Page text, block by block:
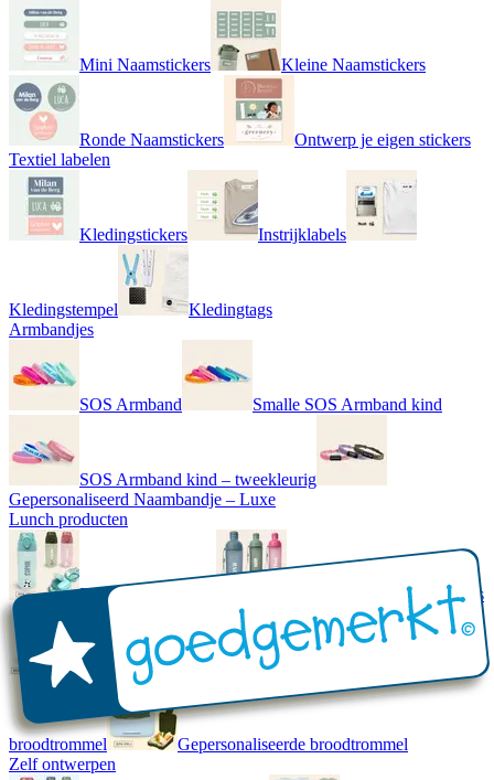
Mini Naamstickers Kleine Naamstickers
Ronde Naamstickers
Ontwerp je eigen stickers
Textiel labelen
Kledingstickers Instrijklabels
Kledingstempel
Kledingtags
Armbandjes
SOS Armband Smalle SOS Armband kind
SOS Armband kind – tweekleurig
Gepersonaliseerd Naambandje – Luxe
Lunch producten
Drinkfles met naam Gepersonaliseerde Drinkfles
Ontwerp je eigen drinkfles
broodtrommel
Gepersonaliseerde broodtrommel
Zelf ontwerpen